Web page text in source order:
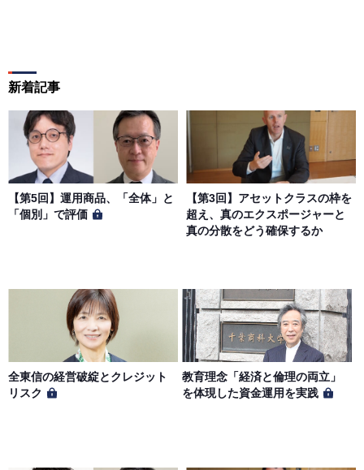
新着記事
【第5回】運用商品、「全体」と
「個別」で評価
【第3回】アセットクラスの枠を
超え、真のエクスポージャーと
真の分散をどう確保するか
全東信の経営破綻とクレジット
リスク
教育理念「経済と倫理の両立」
を体現した資金運用を実践